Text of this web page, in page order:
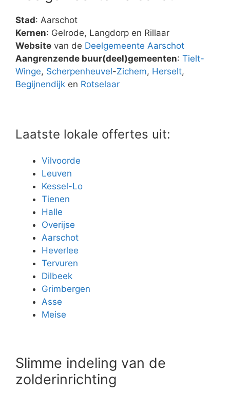
Stad: Aarschot
Kernen: Gelrode, Langdorp en Rillaar
Website van de Deelgemeente Aarschot
Aangrenzende buur(deel)gemeenten: Tielt-
Winge, Scherpenheuvel-Zichem, Herselt,
Begijnendijk en Rotselaar
Laatste lokale offertes uit:
Vilvoorde
Leuven
Kessel-Lo
Tienen
Halle
Overijse
Aarschot
Heverlee
Tervuren
Dilbeek
Grimbergen
Asse
Meise
Slimme indeling van de
zolderinrichting